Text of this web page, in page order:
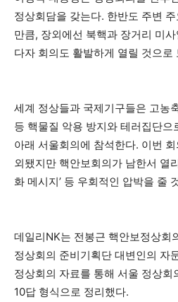
정상회담을 갖는다. 한반도 주변
만큼, 장외에선 북핵과 장거리 미
다자 회의도 활발하게 열릴 것으로
세계 정상들과 국제기구들은 고농
등 핵물질 악용 방지와 테러집단
아래 서울회의에 참석한다. 이번
외됐지만 핵안보회의가 남한서 열
화 메시지’ 등 우회적인 압박을 줄
데일리NK는 전봉근 핵안보정상회
정상회의 준비기획단 대변인의 자
정상회의 자료를 통해 서울 정상회
10답 형식으로 정리했다.